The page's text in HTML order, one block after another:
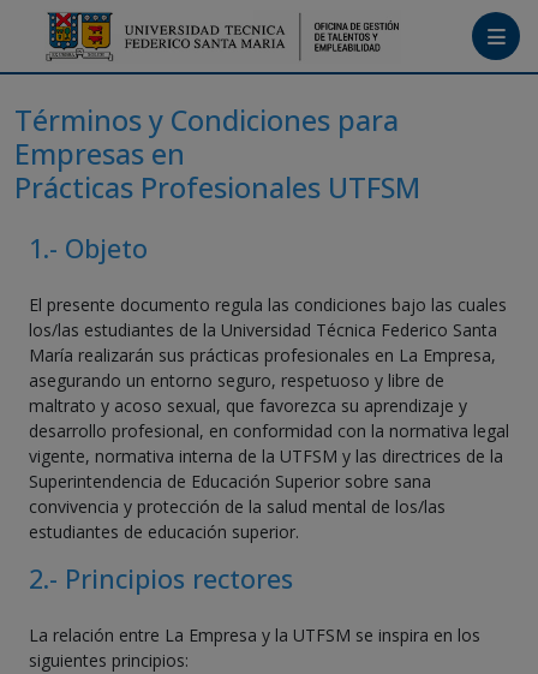
Términos y Condiciones para
Empresas en
Prácticas Profesionales UTFSM
1.- Objeto
El presente documento regula las condiciones bajo las cuales
los/las estudiantes de la Universidad Técnica Federico Santa
María realizarán sus prácticas profesionales en La Empresa,
asegurando un entorno seguro, respetuoso y libre de
maltrato y acoso sexual, que favorezca su aprendizaje y
desarrollo profesional, en conformidad con la normativa legal
vigente, normativa interna de la UTFSM y las directrices de la
Superintendencia de Educación Superior sobre sana
convivencia y protección de la salud mental de los/las
estudiantes de educación superior.
2.- Principios rectores
La relación entre La Empresa y la UTFSM se inspira en los
siguientes principios: